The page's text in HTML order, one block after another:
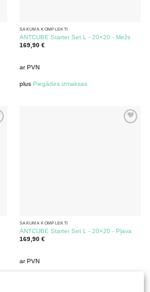
SĀKUMA KOMPLEKTI
ANTCUBE Starter Set L - 20×20 - Mežs
169,90 €
ar PVN
plus Piegādes izmaksas
SĀKUMA KOMPLEKTI
ANTCUBE Starter Set L - 20×20 - Pļava
169,90 €
ar PVN